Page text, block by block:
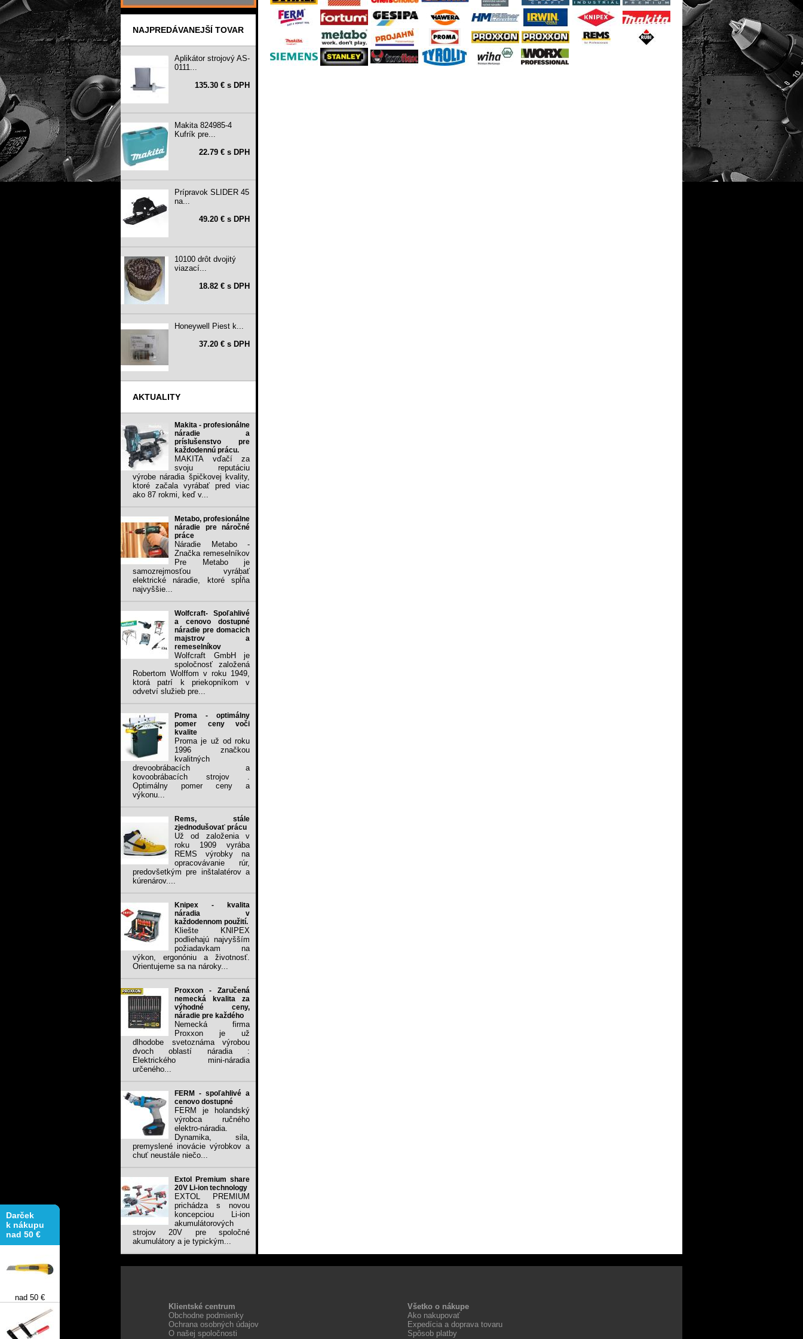
Darček
k nákupu
nad 50 €
NAJPREDÁVANEJŠÍ TOVAR
Aplikátor strojový AS-
0111...
135.30 € s DPH
Makita 824985-4
Kufrík pre...
22.79 € s DPH
Prípravok SLIDER 45
na...
49.20 € s DPH
10100 drôt dvojitý
viazací...
18.82 € s DPH
Honeywell Piest k...
37.20 € s DPH
AKTUALITY
Makita - profesionálne
náradie a
príslušenstvo pre
každodennú prácu.
MAKITA vďačí za
svoju reputáciu
výrobe náradia špičkovej kvality,
ktoré začala vyrábať pred viac
ako 87 rokmi, keď v...
Metabo, profesionálne
náradie pre náročné
práce
Náradie Metabo -
Značka remeselníkov
Pre Metabo je
samozrejmosťou vyrábať
elektrické náradie, ktoré spĺňa
najvyššie...
Wolfcraft- Spoľahlivé
a cenovo dostupné
náradie pre domacich
majstrov a
remeselníkov
Wolfcraft GmbH je
spoločnosť založená
Robertom Wolffom v roku 1949,
ktorá patrí k priekopníkom v
odvetví služieb pre...
Proma - optimálny
pomer ceny voči
kvalite
Proma je už od roku
1996 značkou
kvalitných
drevoobrábacích a
kovoobrábacích strojov .
Optimálny pomer ceny a
výkonu...
Rems, stále
zjednodušovať prácu
Už od založenia v
roku 1909 vyrába
REMS výrobky na
opracovávanie rúr,
predovšetkým pre inštalatérov a
kúrenárov....
Knipex - kvalita
náradia v
každodennom použití.
Kliešte KNIPEX
podliehajú najvyšším
požiadavkam na
výkon, ergonóniu a životnosť.
Orientujeme sa na nároky...
Proxxon - Zaručená
nemecká kvalita za
výhodné ceny,
náradie pre každého
Nemecká firma
Proxxon je už
dlhodobe svetoznáma výrobou
dvoch oblastí náradia :
Elektrického mini-náradia
určeného...
FERM - spoľahlivé a
cenovo dostupné
FERM je holandský
výrobca ručného
elektro-náradia.
Dynamika, sila,
premyslené inovácie výrobkov a
chuť neustále niečo...
Extol Premium share
20V Li-ion technology
EXTOL PREMIUM
prichádza s novou
koncepciou Li-ion
akumulátorových
strojov 20V pre spoločné
akumulátory a je typickým...
Klientské centrum
Obchodne podmienky
Ochrana osobných údajov
O našej spoločnosti
Všetko o nákupe
Ako nakupovať
Expedícia a doprava tovaru
Spôsob platby